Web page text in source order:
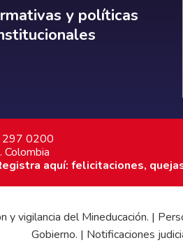
y políticas
y políticas
297 0200
aquí: felicitaciones,
y vigilancia del Mineducación. |
Gobierno. | Notificaciones